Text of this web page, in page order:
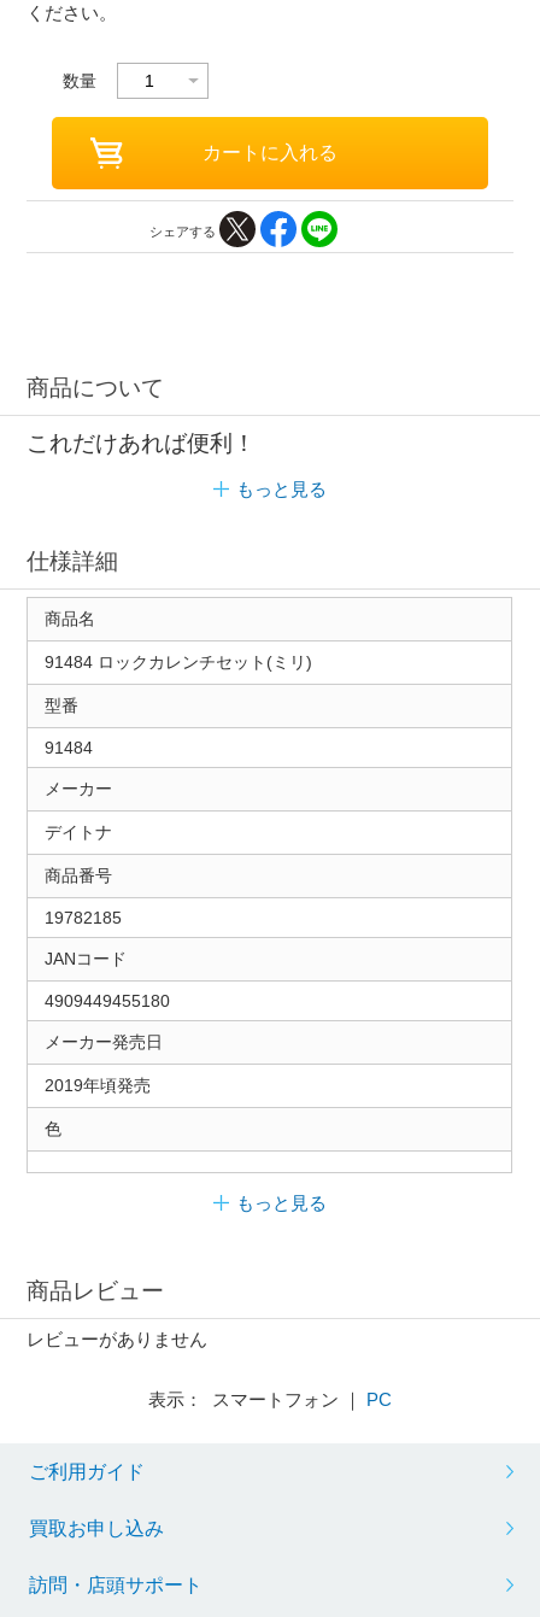
ください。
数量
シェアする
商品について
これだけあれば便利！
もっと見る
仕様詳細
商品名
91484 ロックカレンチセット(ミリ)
型番
91484
メーカー
デイトナ
商品番号
19782185
JANコード
4909449455180
メーカー発売日
2019年頃発売
色
もっと見る
商品レビュー
レビューがありません
表示： スマートフォン ｜ PC
ご利用ガイド
買取お申し込み
訪問・店頭サポート